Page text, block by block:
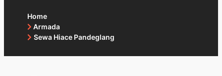
Home
Armada
Sewa Hiace Pandeglang